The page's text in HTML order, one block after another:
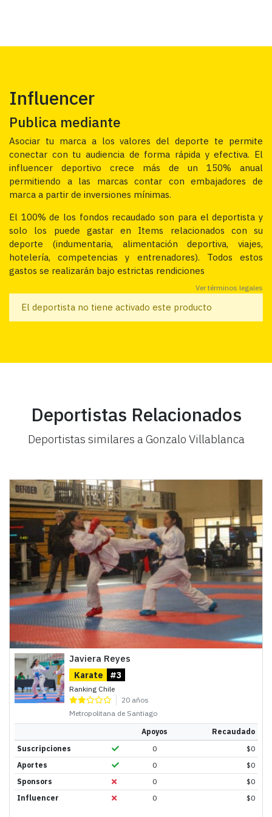
Influencer
Publica mediante
Asociar tu marca a los valores del deporte te permite
conectar con tu audiencia de forma rápida y efectiva. El
influencer deportivo crece más de un 150% anual
permitiendo a las marcas contar con embajadores de
marca a partir de inversiones mínimas.
El 100% de los fondos recaudado son para el deportista y
solo los puede gastar en Items relacionados con su
deporte (indumentaria, alimentación deportiva, viajes,
hotelería, competencias y entrenadores). Todos estos
gastos se realizarán bajo estrictas rendiciones
Ver términos legales
El deportista no tiene activado este producto
Deportistas Relacionados
Deportistas similares a Gonzalo Villablanca
Javiera Reyes
Karate #3
Ranking Chile
20 años
Metropolitana de Santiago
Apoyos
Recaudado
Suscripciones
0 $0
Aportes
0 $0
Sponsors
0 $0
Influencer
0 $0